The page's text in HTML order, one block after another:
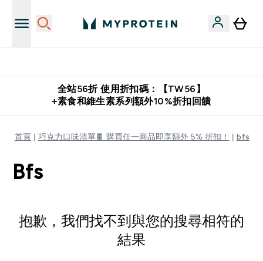
全站56折 使用折扣碼：【TW56】
+素食和維生素系列額外10%折扣回饋
首頁 巧克力口味清單🍫 購買任一商品即享額外 5% 折扣！ bfs
Bfs
抱歉，我們找不到與您的搜尋相符的
結果